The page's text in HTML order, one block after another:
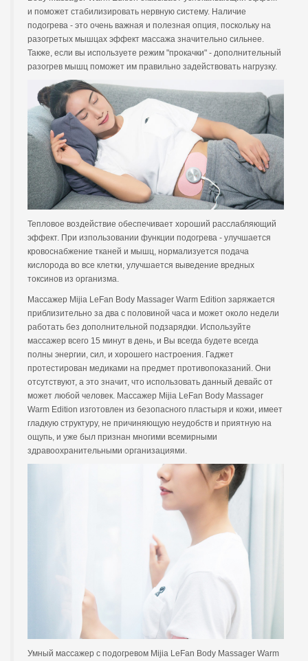
и поможет стабилизировать нервную систему. Наличие
подогрева - это очень важная и полезная опция, поскольку на
разогретых мышцах эффект массажа значительно сильнее.
Также, если вы используете режим "прокачки" - дополнительный
разогрев мышц поможет им правильно задействовать нагрузку.
Тепловое воздействие обеспечивает хороший расслабляющий
эффект. При изпользовании функции подогрева - улучшается
кровоснабжение тканей и мышц, нормализуется подача
кислорода во все клетки, улучшается выведение вредных
токсинов из организма.
Массажер Mijia LeFan Body Massager Warm Edition заряжается
приблизительно за два с половиной часа и может около недели
работать без дополнительной подзарядки. Используйте
массажер всего 15 минут в день, и Вы всегда будете всегда
полны энергии, сил, и хорошего настроения. Гаджет
протестирован медиками на предмет противопоказаний. Они
отсутствуют, а это значит, что использовать данный девайс от
может любой человек. Массажер Mijia LeFan Body Massager
Warm Edition изготовлен из безопасного пластыря и кожи, имеет
гладкую структуру, не причиняющую неудобств и приятную на
ощупь, и уже был признан многими всемирными
здравоохранительными организациями.
Умный массажер с подогревом Mijia LeFan Body Massager Warm